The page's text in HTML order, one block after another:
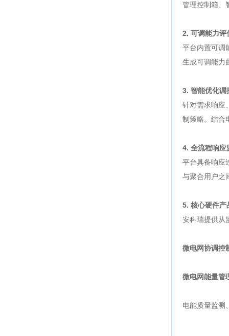
管理控制箱、
2. 可调能力评
平台内置可调
生成可调能力
3. 智能优化调
针对需求响应
制策略。结合
4. 全流程响应
平台具备响应
与聚合用户之
5. 核心硬件产
安科瑞提供从
微电网协调控
微电网能量管
电能质量监测